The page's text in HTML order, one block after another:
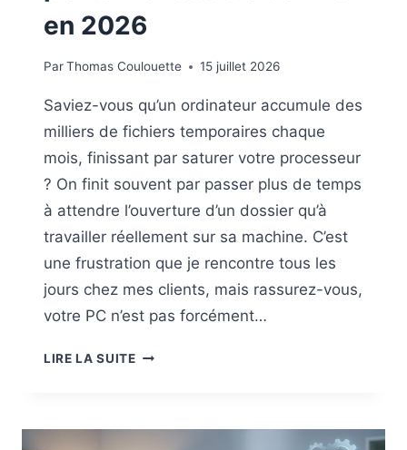
en 2026
ParThomas Coulouette 15 juillet 2026
Saviez-vous qu’un ordinateur accumule des
milliers de fichiers temporaires chaque
mois, finissant par saturer votre processeur
? On finit souvent par passer plus de temps
à attendre l’ouverture d’un dossier qu’à
travailler réellement sur sa machine. C’est
une frustration que je rencontre tous les
jours chez mes clients, mais rassurez-vous,
votre PC n’est pas forcément…
LIRE LA SUITELES